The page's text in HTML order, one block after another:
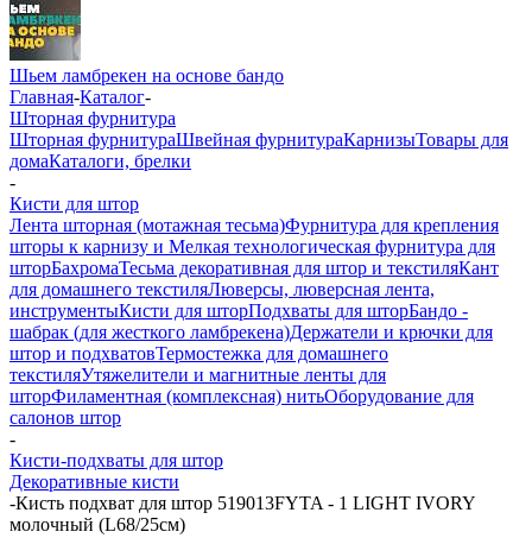
Шьем ламбрекен на основе бандо
Главная-Каталог-
Шторная фурнитура
Шторная фурнитураШвейная фурнитураКарнизыТовары для
домаКаталоги, брелки
-
Кисти для штор
Лента шторная (мотажная тесьма)Фурнитура для крепления
шторы к карнизу и Мелкая технологическая фурнитура для
шторБахромаТесьма декоративная для штор и текстиляКант
для домашнего текстиляЛюверсы, люверсная лента,
инструментыКисти для шторПодхваты для шторБандо -
шабрак (для жесткого ламбрекена)Держатели и крючки для
штор и подхватовТермостежка для домашнего
текстиляУтяжелители и магнитные ленты для
шторФиламентная (комплексная) нитьОборудование для
салонов штор
-
Кисти-подхваты для штор
Декоративные кисти
-Кисть подхват для штор 519013FYTA - 1 LIGHT IVORY
молочный (L68/25см)